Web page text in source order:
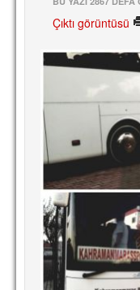
KUPA
ESKİ
HAKKIMIZDA
MİSYON
HAKKIMIZDA
İRTİBAT
SİTE
REKLAM
Çıktı görüntüsü